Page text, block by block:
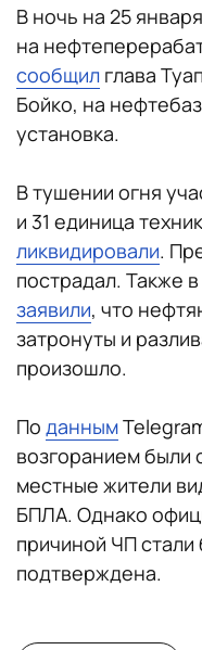
В ночь на 25
на
сообщил глава
Бойко, на
установка.
В тушении огня
и 31 единица
ликвидировали.
пострадал. Также
заявили, что
затронуты и
произошло.
По данным
возгоранием были
местные жители
БПЛА. Однако
причиной ЧП стали
подтверждена.